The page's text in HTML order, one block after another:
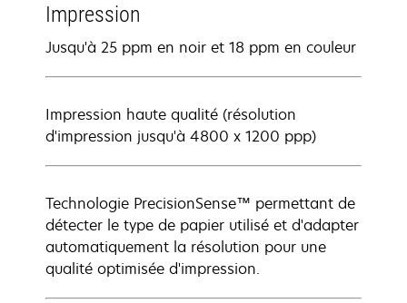
Impression
Jusqu'à 25 ppm en noir et 18 ppm en couleur
Impression haute qualité (résolution
d'impression jusqu'à 4800 x 1200 ppp)
Technologie PrecisionSense™ permettant de
détecter le type de papier utilisé et d'adapter
automatiquement la résolution pour une
qualité optimisée d'impression.